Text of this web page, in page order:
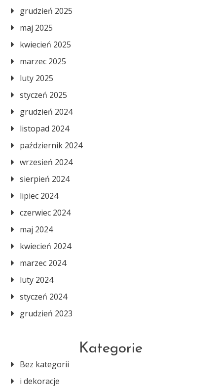
grudzień 2025
maj 2025
kwiecień 2025
marzec 2025
luty 2025
styczeń 2025
grudzień 2024
listopad 2024
październik 2024
wrzesień 2024
sierpień 2024
lipiec 2024
czerwiec 2024
maj 2024
kwiecień 2024
marzec 2024
luty 2024
styczeń 2024
grudzień 2023
Kategorie
Bez kategorii
i dekoracje